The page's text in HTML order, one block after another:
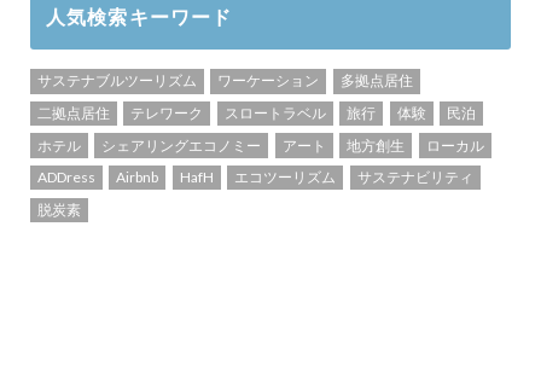
人気検索キーワード
サステナブルツーリズム ワーケーション
多拠点居住
二拠点居住
テレワーク スロートラベル 旅行 体験
民泊
ホテル
シェアリングエコノミー アート 地方創生
ローカル
ADDress
Airbnb HafH エコツーリズム
サステナビリティ
脱炭素